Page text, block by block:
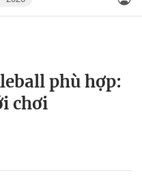
phù hợp:
chơi